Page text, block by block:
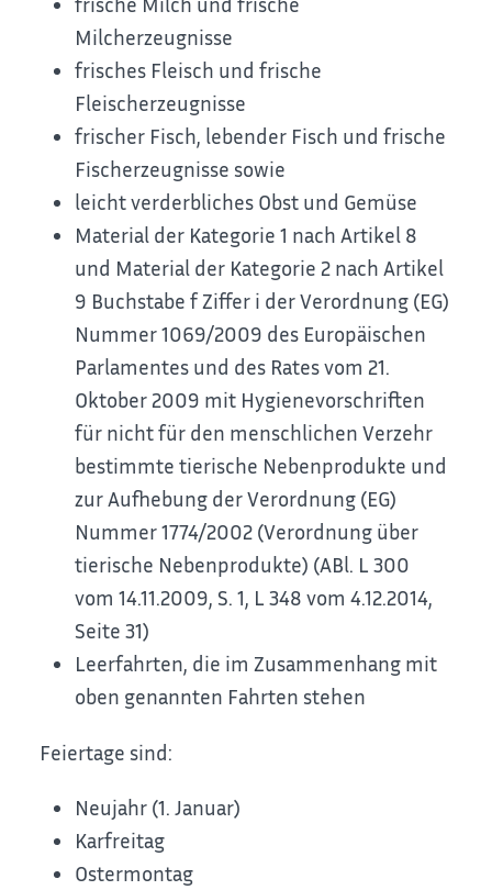
Milcherzeugnisse
frisches Fleisch und frische
Fleischerzeugnisse
frischer Fisch, lebender Fisch und frische
Fischerzeugnisse sowie
leicht verderbliches Obst und Gemüse
Material der Kategorie 1 nach Artikel 8
und Material der Kategorie 2 nach Artikel
9 Buchstabe f Ziffer i der Verordnung (EG)
Nummer 1069/2009 des Europäischen
Parlamentes und des Rates vom 21.
Oktober 2009 mit Hygienevorschriften
für nicht für den menschlichen Verzehr
bestimmte tierische Nebenprodukte und
zur Aufhebung der Verordnung (EG)
Nummer 1774/2002 (Verordnung über
tierische Nebenprodukte) (ABl. L 300
vom 14.11.2009, S. 1, L 348 vom 4.12.2014,
Seite 31)
Leerfahrten, die im Zusammenhang mit
oben genannten Fahrten stehen
Feiertage sind:
Neujahr (1. Januar)
Karfreitag
Ostermontag